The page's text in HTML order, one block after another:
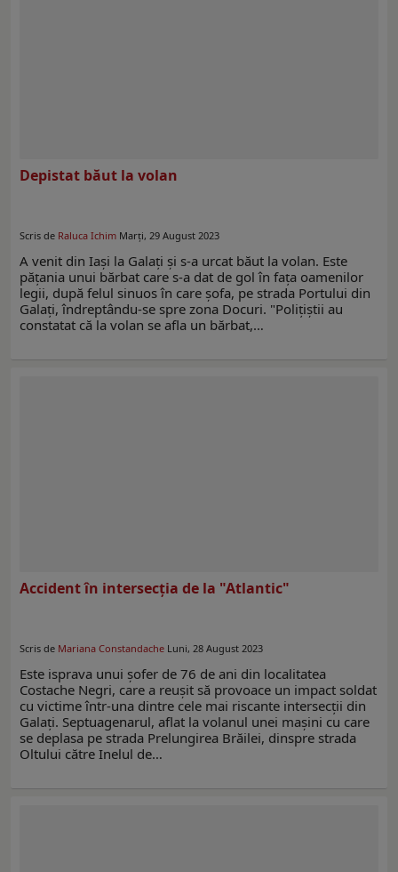
Depistat băut la volan
Scris de Raluca Ichim Marți, 29 August 2023
A venit din Iași la Galați și s-a urcat băut la volan. Este
pățania unui bărbat care s-a dat de gol în fața oamenilor
legii, după felul sinuos în care șofa, pe strada Portului din
Galați, îndreptându-se spre zona Docuri. "Polițiștii au
constatat că la volan se afla un bărbat,…
Accident în intersecția de la "Atlantic"
Scris de Mariana Constandache Luni, 28 August 2023
Este isprava unui șofer de 76 de ani din localitatea
Costache Negri, care a reușit să provoace un impact soldat
cu victime într-una dintre cele mai riscante intersecții din
Galați. Septuagenarul, aflat la volanul unei mașini cu care
se deplasa pe strada Prelungirea Brăilei, dinspre strada
Oltului către Inelul de…